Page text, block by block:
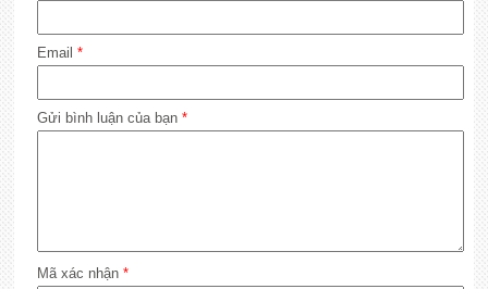
Email *
Gửi bình luận của bạn *
Mã xác nhận *